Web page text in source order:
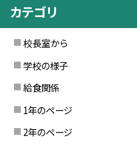
カテゴリ
校長室から
学校の様子
給食関係
1年のページ
2年のページ